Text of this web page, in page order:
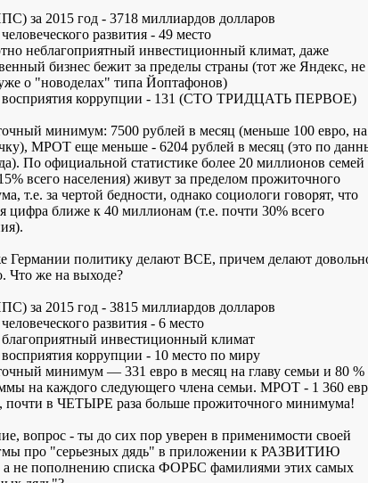
за 2015 год - 3718 миллиардов долларов
развития - 49 место
неблагоприятный инвестиционный климат, даже
бизнес бежит за пределы страны (тот же Яндекс, не
о "новоделах" типа Йоптафонов)
восприятия коррупции - 131 (СТО ТРИДЦАТЬ ПЕРВОЕ)
минимум: 7500 рублей в месяц (меньше 100 евро, на
МРОТ еще меньше - 6204 рублей в месяц (это по
По официальной статистике более 20 миллионов семей
всего населения) живут за пределом прожиточного
т.е. за чертой бедности, однако социологи говорят, что
цифра ближе к 40 миллионам (т.е. почти 30% всего
Германии политику делают ВСЕ, причем делают
Что же на выходе?
за 2015 год - 3815 миллиардов долларов
развития - 6 место
инвестиционный климат
коррупции - 10 место по миру
минимум — 331 евро в месяц на главу семьи и 80 %
на каждого следующего члена семьи. МРОТ - 1 360
почти в ЧЕТЫРЕ раза больше прожиточного минимума!
вопрос - ты до сих пор уверен в применимости своей
про "серьезных дядь" в приложении к РАЗВИТИЮ
а не пополнению списка ФОРБС фамилиями этих самых